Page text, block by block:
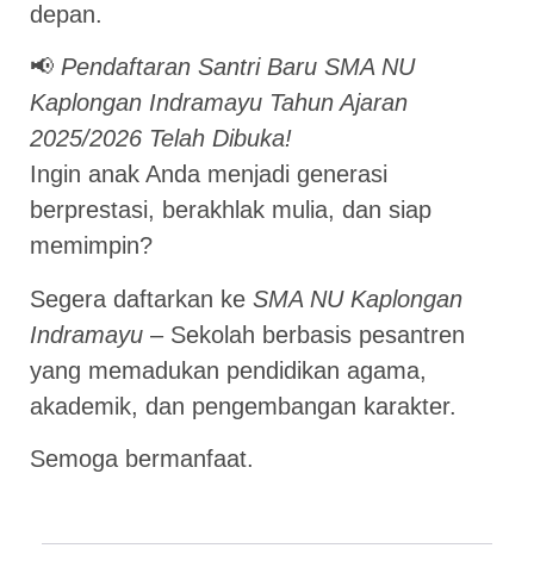
depan.
📢 Pendaftaran Santri Baru SMA NU
Kaplongan Indramayu Tahun Ajaran
2025/2026 Telah Dibuka!
Ingin anak Anda menjadi generasi
berprestasi, berakhlak mulia, dan siap
memimpin?
Segera daftarkan ke SMA NU Kaplongan
Indramayu – Sekolah berbasis pesantren
yang memadukan pendidikan agama,
akademik, dan pengembangan karakter.
Semoga bermanfaat.